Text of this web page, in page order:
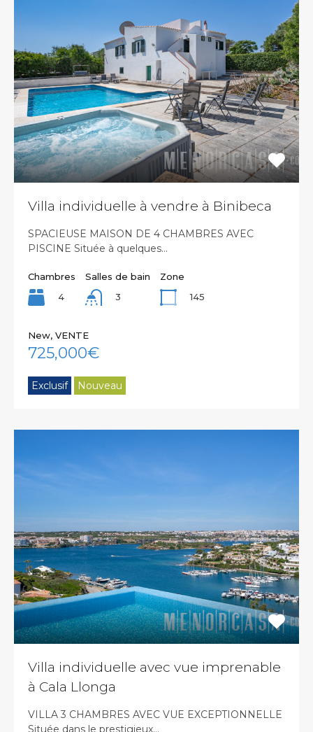
Villa individuelle à vendre à Binibeca
SPACIEUSE MAISON DE 4 CHAMBRES AVEC
PISCINE Située à quelques…
Chambres
4
Salles de bain
3
Zone
145
New, VENTE
725,000€
Exclusif Nouveau
Villa individuelle avec vue imprenable
à Cala Llonga
VILLA 3 CHAMBRES AVEC VUE EXCEPTIONNELLE
Située dans le prestigieux…